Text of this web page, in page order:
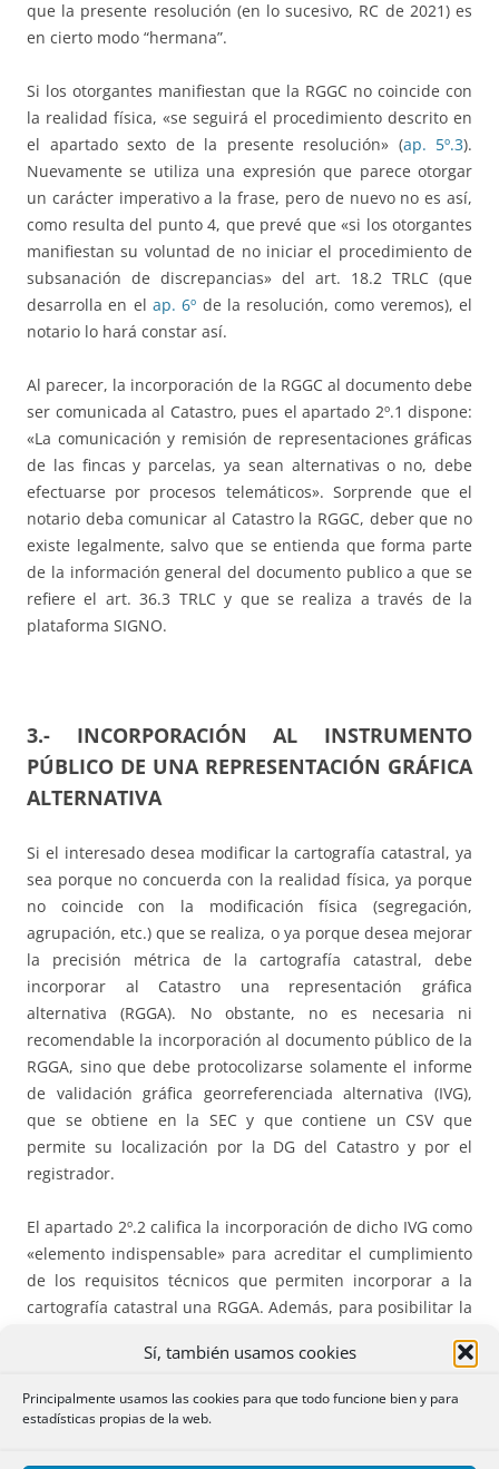
Sí, también usamos cookies
Principalmente usamos las cookies para que todo funcione bien y para
estadísticas propias de la web.
que la presente resolución (en lo sucesivo, RC de 2021) es
en cierto modo “hermana”.
Si los otorgantes manifiestan que la RGGC no coincide con
la realidad física, «se seguirá el procedimiento descrito en
el apartado sexto de la presente resolución» (ap. 5º.3).
Nuevamente se utiliza una expresión que parece otorgar
un carácter imperativo a la frase, pero de nuevo no es así,
como resulta del punto 4, que prevé que «si los otorgantes
manifiestan su voluntad de no iniciar el procedimiento de
subsanación de discrepancias» del art. 18.2 TRLC (que
desarrolla en el ap. 6º de la resolución, como veremos), el
notario lo hará constar así.
Al parecer, la incorporación de la RGGC al documento debe
ser comunicada al Catastro, pues el apartado 2º.1 dispone:
«La comunicación y remisión de representaciones gráficas
de las fincas y parcelas, ya sean alternativas o no, debe
efectuarse por procesos telemáticos». Sorprende que el
notario deba comunicar al Catastro la RGGC, deber que no
existe legalmente, salvo que se entienda que forma parte
de la información general del documento publico a que se
refiere el art. 36.3 TRLC y que se realiza a través de la
plataforma SIGNO.
3.- INCORPORACIÓN AL INSTRUMENTO
PÚBLICO DE UNA REPRESENTACIÓN GRÁFICA
ALTERNATIVA
Si el interesado desea modificar la cartografía catastral, ya
sea porque no concuerda con la realidad física, ya porque
no coincide con la modificación física (segregación,
agrupación, etc.) que se realiza, o ya porque desea mejorar
la precisión métrica de la cartografía catastral, debe
incorporar al Catastro una representación gráfica
alternativa (RGGA). No obstante, no es necesaria ni
recomendable la incorporación al documento público de la
RGGA, sino que debe protocolizarse solamente el informe
de validación gráfica georreferenciada alternativa (IVG),
que se obtiene en la SEC y que contiene un CSV que
permite su localización por la DG del Catastro y por el
registrador.
El apartado 2º.2 califica la incorporación de dicho IVG como
«elemento indispensable» para acreditar el cumplimiento
de los requisitos técnicos que permiten incorporar a la
cartografía catastral una RGGA. Además, para posibilitar la
base de datos catastral es necesario que el IVG sea
comunicación por los notarios al Catastro de la RGGA se